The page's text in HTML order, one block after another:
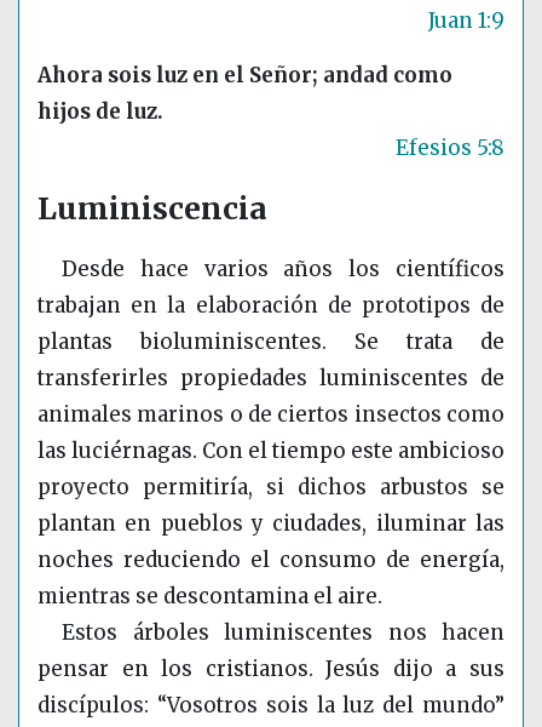
Juan 1:9
Ahora sois luz en el Señor; andad como
hijos de luz.
Efesios 5:8
Luminiscencia
Desde hace varios años los científicos
trabajan en la elaboración de prototipos de
plantas bioluminiscentes. Se trata de
transferirles propiedades luminiscentes de
animales marinos o de ciertos insectos como
las luciérnagas. Con el tiempo este ambicioso
proyecto permitiría, si dichos arbustos se
plantan en pueblos y ciudades, iluminar las
noches reduciendo el consumo de energía,
mientras se descontamina el aire.
Estos árboles luminiscentes nos hacen
pensar en los cristianos. Jesús dijo a sus
discípulos: “Vosotros sois la luz del mundo”